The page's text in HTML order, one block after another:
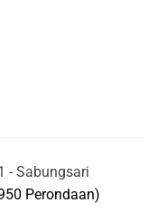
- Sabungsari
Perondaan)